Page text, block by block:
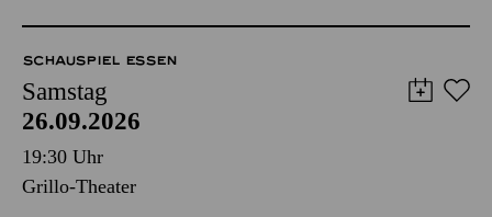
SCHAUSPIEL ESSEN
Samstag
26.09.2026
19:30 Uhr
Grillo-Theater